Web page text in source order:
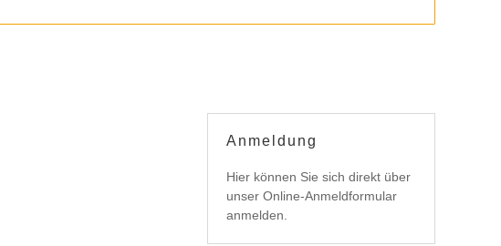
Anmeldung
Hier können Sie sich direkt über
unser Online-Anmeldformular
anmelden.